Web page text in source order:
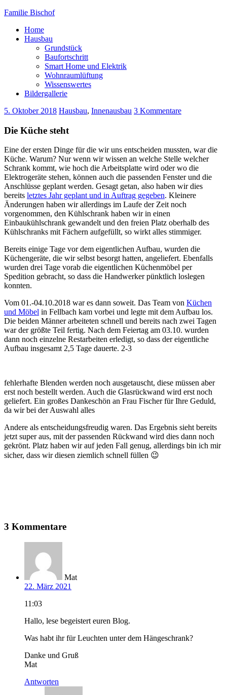
Familie Bischof
Home
Hausbau
Grundstück
Baufortschritt
Smart Home und Elektrik
Wohnraumlüftung
Wissenswertes
Bildergallerie
5. Oktober 2018 Hausbau, Innenausbau 3 Kommentare
Die Küche steht
Eine der ersten Dinge für die wir uns entscheiden mussten, war die
Küche. Warum? Nur wenn wir wissen an welche Stelle welcher
Schrank kommt, wie hoch die Arbeitsplatte wird oder wo die
Elektrogeräte stehen, können auch die passenden Fenster und die
Anschlüsse geplant werden. Gesagt getan, also haben wir dies
bereits letztes Jahr geplant und in Auftrag gegeben. Kleinere
Änderungen haben wir allerdings im Laufe der Zeit noch
vorgenommen, den Kühlschrank haben wir in einen
Einbaukühlschrank gewandelt und den freien Platz oberhalb des
Kühlschranks mit Fächern aufgefüllt, so wirkt alles stimmiger.
Bereits einige Tage vor dem eigentlichen Aufbau, wurden die
Küchengeräte, die wir selbst besorgt hatten, angeliefert. Ebenfalls
wurden drei Tage vorab die eigentlichen Küchenmöbel per
Spedition gebracht, so dass die Handwerker pünktlich loslegen
konnten.
Vom 01.-04.10.2018 war es dann soweit. Das Team von Küchen
und Möbel in Fellbach kam vorbei und legte mit dem Aufbau los.
Die beiden Männer arbeiteten schnell und bereits nach zwei Tagen
war der größte Teil fertig. Nach dem Feiertag am 03.10. wurden
dann noch einzelne Restarbeiten erledigt, so dass der eigentliche
Aufbau insgesamt 2,5 Tage dauerte. 2-3
fehlerhafte Blenden werden noch ausgetauscht, diese müssen aber
erst noch bestellt werden. Auch die Glasrückwand wird erst noch
geliefert. Ein großes Dankeschön an Frau Fischer für Ihre Geduld,
da wir bei der Auswahl alles
Andere als entscheidungsfreudig waren. Das Ergebnis sieht bereits
jetzt super aus, mit der passenden Rückwand wird dies dann noch
gekrönt. Platz haben wir auf jeden Fall genug, allerdings bin ich mir
sicher, dass wir diesen ziemlich schnell füllen 😉
3 Kommentare
Mat
22. März 2021
11:03
Hallo, lese begeistert euren Blog.
Was habt ihr für Leuchten unter dem Hängeschrank?
Danke und Gruß
Mat
Antworten